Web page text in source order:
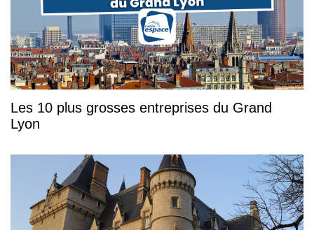
Les 10 plus grosses entreprises du Grand
Lyon